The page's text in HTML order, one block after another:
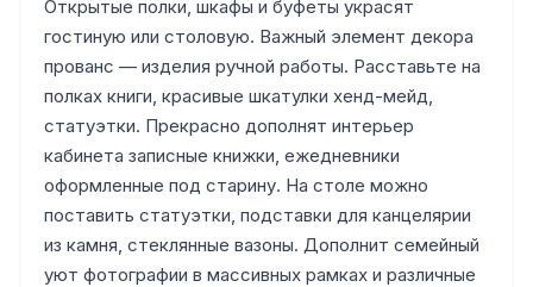
Открытые полки, шкафы и буфеты украсят
гостиную или столовую. Важный элемент декора
прованс — изделия ручной работы. Расставьте на
полках книги, красивые шкатулки хенд-мейд,
статуэтки. Прекрасно дополнят интерьер
кабинета записные книжки, ежедневники
оформленные под старину. На столе можно
поставить статуэтки, подставки для канцелярии
из камня, стеклянные вазоны. Дополнит семейный
уют фотографии в массивных рамках и различные